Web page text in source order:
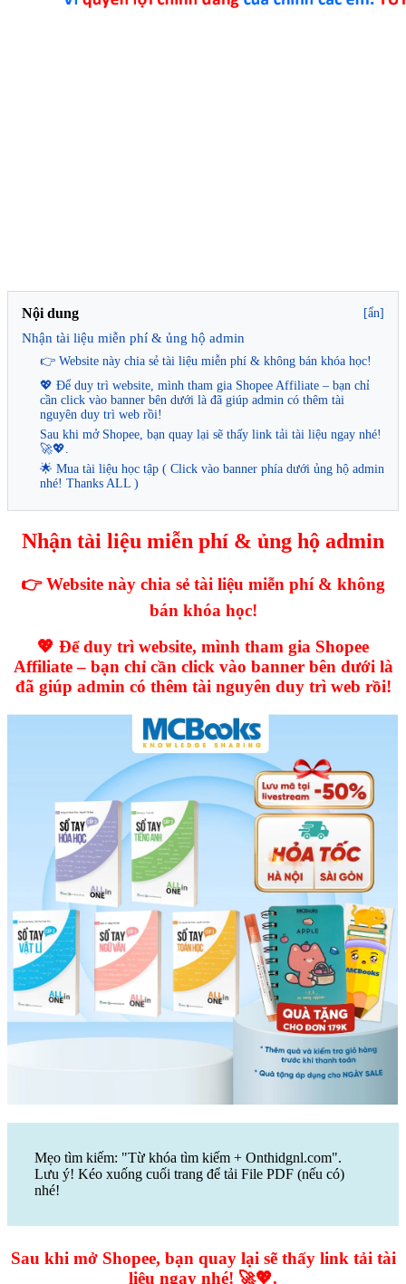
Nội dung [ẩn]
Nhận tài liệu miễn phí & ủng hộ admin
👉 Website này chia sẻ tài liệu miễn phí & không bán khóa học!
💖 Để duy trì website, mình tham gia Shopee Affiliate – bạn chỉ
cần click vào banner bên dưới là đã giúp admin có thêm tài
nguyên duy trì web rồi!
Sau khi mở Shopee, bạn quay lại sẽ thấy link tải tài liệu ngay nhé!
🚀💖.
🌟 Mua tài liệu học tập ( Click vào banner phía dưới ủng hộ admin
nhé! Thanks ALL )
Nhận tài liệu miễn phí & ủng hộ admin
👉 Website này chia sẻ tài liệu miễn phí & không
bán khóa học!
💖 Để duy trì website, mình tham gia Shopee
Affiliate – bạn chỉ cần click vào banner bên dưới là
đã giúp admin có thêm tài nguyên duy trì web rồi!
Mẹo tìm kiếm: "Từ khóa tìm kiếm + Onthidgnl.com".
Lưu ý! Kéo xuống cuối trang để tải File PDF (nếu có)
nhé!
Sau khi mở Shopee, bạn quay lại sẽ thấy link tải tài
liệu ngay nhé! 🚀💖.